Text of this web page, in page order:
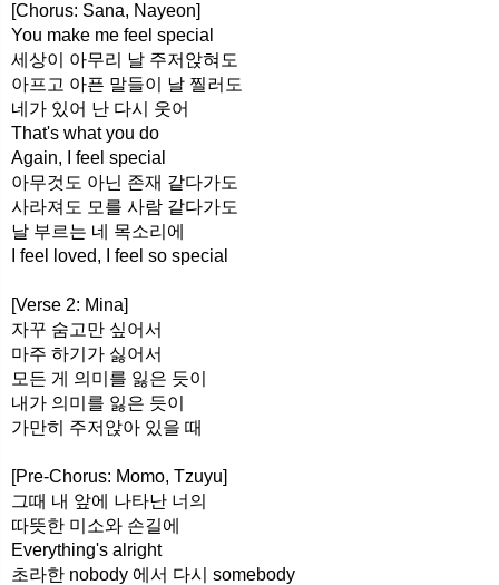
[Chorus: Sana, Nayeon]
You make me feel special
세상이 아무리 날 주저앉혀도
아프고 아픈 말들이 날 찔러도
네가 있어 난 다시 웃어
That's what you do
Again, I feel special
아무것도 아닌 존재 같다가도
사라져도 모를 사람 같다가도
날 부르는 네 목소리에
I feel loved, I feel so special
[Verse 2: Mina]
자꾸 숨고만 싶어서
마주 하기가 싫어서
모든 게 의미를 잃은 듯이
내가 의미를 잃은 듯이
가만히 주저앉아 있을 때
[Pre-Chorus: Momo, Tzuyu]
그때 내 앞에 나타난 너의
따뜻한 미소와 손길에
Everything's alright
초라한 nobody 에서 다시 somebody